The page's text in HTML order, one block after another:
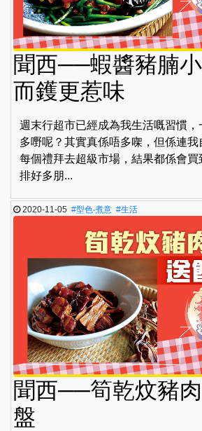
聞西──蝦醬豬腩
而鑊更惹味
週末行超市已經成為我生活嘅習慣
多嘢呢？其實真係唔多㗎，但係連
每個禮拜去超級市場，結果都係會
排好多朋...
2020-11-05#型色‧煮意 #生活
聞西──筍乾炆豬
盤